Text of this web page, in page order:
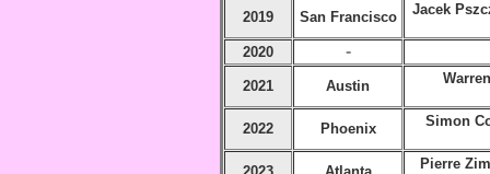
2019 San Francisco Jacek
2020 -
2021 Austin
2022 Phoenix Simon
Pierre